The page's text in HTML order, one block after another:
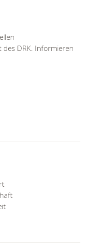
DRK. Informieren